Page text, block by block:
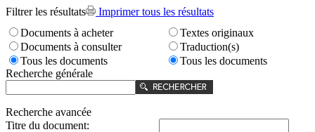
Filtrer les résultats
Imprimer tous les résultats
Documents à acheter
Documents à consulter
Tous les documents
Textes originaux
Traduction(s)
Tous les documents
Recherche générale
Recherche avancée
Titre du document: